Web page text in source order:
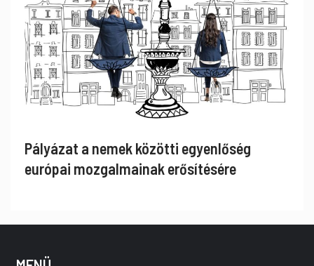
Pályázat a nemek közötti egyenlőség
európai mozgalmainak erősítésére